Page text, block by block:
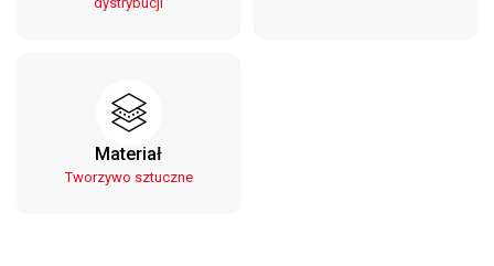
Materiał
Tworzywo sztuczne